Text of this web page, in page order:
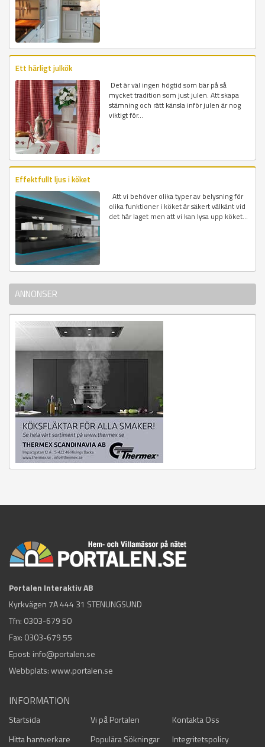
Ett härligt julkök
Det är väl ingen högtid som bär på så
mycket tradition som just julen. Att skapa
stämning och rätt känsla inför julen är nog
viktigt för...
Effektfullt ljus i köket
Att vi behöver olika typer av belysning för
olika funktioner i köket är säkert välkänt vid
det här laget men att vi kan lysa upp köket...
ANNONSER
Portalen Interaktiv AB
Kyrkvägen 7A 444 31 STENUNGSUND
Tfn: 0303-679 50
Fax: 0303-679 55
Epost: info@portalen.se
Webbplats: www.portalen.se
INFORMATION
Startsida Vi på Portalen
Kontakta Oss
Hitta hantverkare
Populära Sökningar Integritetspolicy